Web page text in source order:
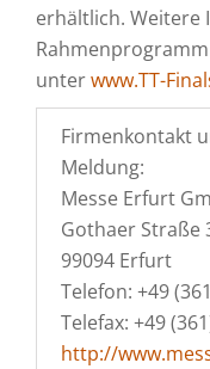
erhältlich. Weitere
unterwww.TT-
Firmenkontakt
Meldung:
Messe Erfurt
Gothaer Straße
99094 Erfurt
Telefon: +49
Telefax: +49
http://